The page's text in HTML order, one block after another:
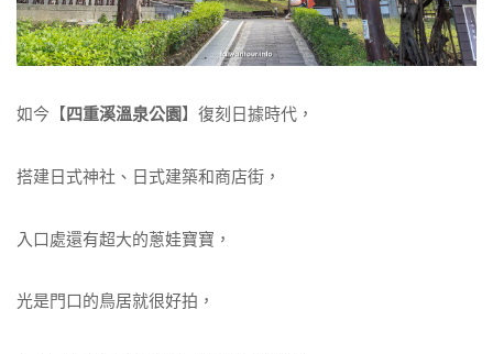
如今【四重溪溫泉公園】復刻日據時代，
搭建日式神社、日式建築和商店街，
入口處還有超大的蔥娃寶寶，
光是門口的鳥居就很好拍，